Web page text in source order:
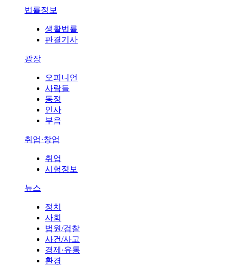
법률정보
생활법률
판결기사
광장
오피니언
사람들
동정
인사
부음
취업·창업
취업
시험정보
뉴스
정치
사회
법원/검찰
사건/사고
경제·유통
환경